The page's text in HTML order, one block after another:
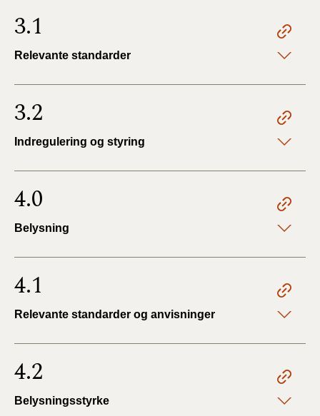
3.1
Relevante standarder
3.2
Indregulering og styring
4.0
Belysning
4.1
Relevante standarder og anvisninger
4.2
Belysningsstyrke